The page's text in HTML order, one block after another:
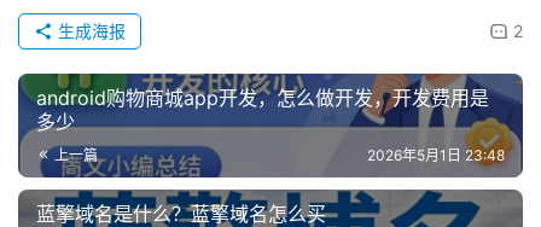
2
生成海报
android购物商城app开发，怎么做开发，开发费用是
多少
上一篇 2026年5月1日 23:48
蓝擎域名是什么？蓝擎域名怎么买